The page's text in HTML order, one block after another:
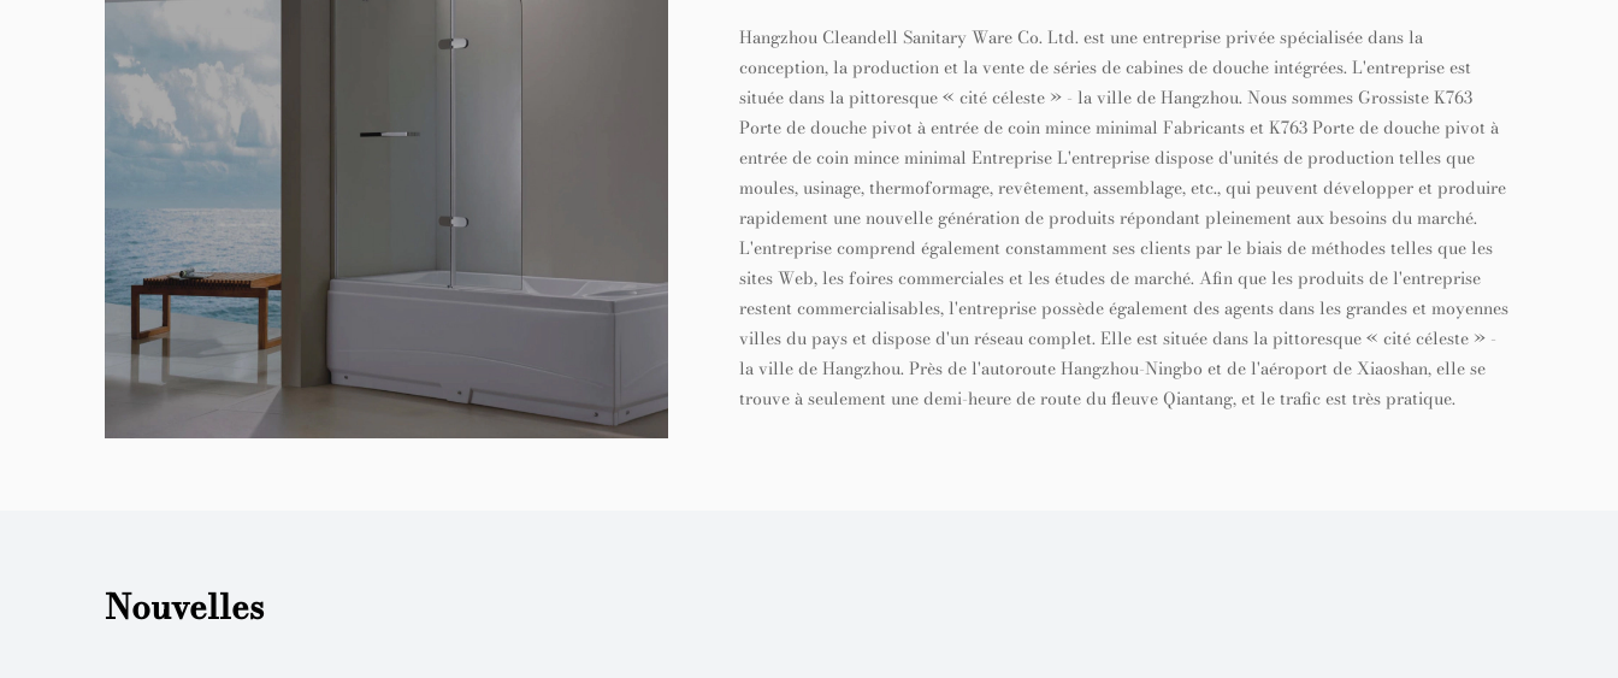
Hangzhou Cleandell Sanitary Ware Co. Ltd. est une entreprise privée spécialisée dans la
conception, la production et la vente de séries de cabines de douche intégrées. L'entreprise est
située dans la pittoresque « cité céleste » - la ville de Hangzhou. Nous sommes Grossiste K763
Porte de douche pivot à entrée de coin mince minimal Fabricantset K763 Porte de douche pivot à
entrée de coin mince minimal EntrepriseL'entreprise dispose d'unités de production telles que
moules, usinage, thermoformage, revêtement, assemblage, etc., qui peuvent développer et produire
rapidement une nouvelle génération de produits répondant pleinement aux besoins du marché.
L'entreprise comprend également constamment ses clients par le biais de méthodes telles que les
sites Web, les foires commerciales et les études de marché. Afin que les produits de l'entreprise
restent commercialisables, l'entreprise possède également des agents dans les grandes et moyennes
villes du pays et dispose d'un réseau complet. Elle est située dans la pittoresque « cité céleste » -
la ville de Hangzhou. Près de l'autoroute Hangzhou-Ningbo et de l'aéroport de Xiaoshan, elle se
trouve à seulement une demi-heure de route du fleuve Qiantang, et le trafic est très pratique.
Nouvelles